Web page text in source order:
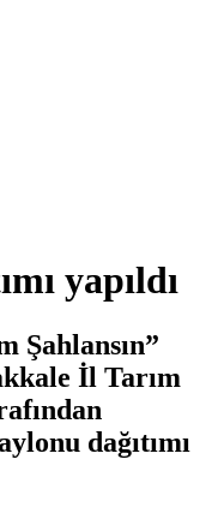
yapıldı
Şahlansın”
İl Tarım
dağıtımı